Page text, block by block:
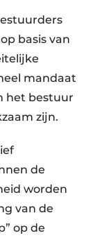
basis van
mandaat
het bestuur
zijn.
de
worden
van de
op de